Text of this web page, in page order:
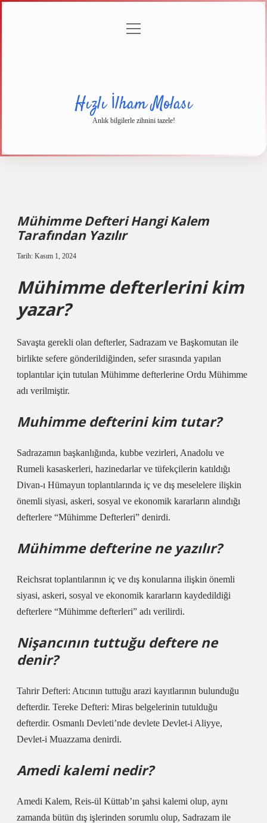
menüyü
Hızlı İlham Molası
Anlık bilgilerle zihnini tazele!
Mühimme Defteri Hangi Kalem
Tarafından Yazılır
Tarih: Kasım 1, 2024
Mühimme defterlerini kim
yazar?
Savaşta gerekli olan defterler, Sadrazam ve Başkomutan ile
birlikte sefere gönderildiğinden, sefer sırasında yapılan
toplantılar için tutulan Mühimme defterlerine Ordu Mühimme
adı verilmiştir.
Muhimme defterini kim tutar?
Sadrazamın başkanlığında, kubbe vezirleri, Anadolu ve
Rumeli kasaskerleri, hazinedarlar ve tüfekçilerin katıldığı
Divan-ı Hümayun toplantılarında iç ve dış meselelere ilişkin
önemli siyasi, askeri, sosyal ve ekonomik kararların alındığı
defterlere “Mühimme Defterleri” denirdi.
Mühimme defterine ne yazılır?
Reichsrat toplantılarının iç ve dış konularına ilişkin önemli
siyasi, askeri, sosyal ve ekonomik kararların kaydedildiği
defterlere “Mühimme defterleri” adı verilirdi.
Nişancının tuttuğu deftere ne
denir?
Tahrir Defteri: Atıcının tuttuğu arazi kayıtlarının bulunduğu
defterdir. Tereke Defteri: Miras belgelerinin tutulduğu
defterdir. Osmanlı Devleti’nde devlete Devlet-i Aliyye,
Devlet-i Muazzama denirdi.
Amedi kalemi nedir?
Amedi Kalem, Reis-ül Küttab’ın şahsi kalemi olup, aynı
zamanda bütün dış işlerinden sorumlu olup, Sadrazam ile